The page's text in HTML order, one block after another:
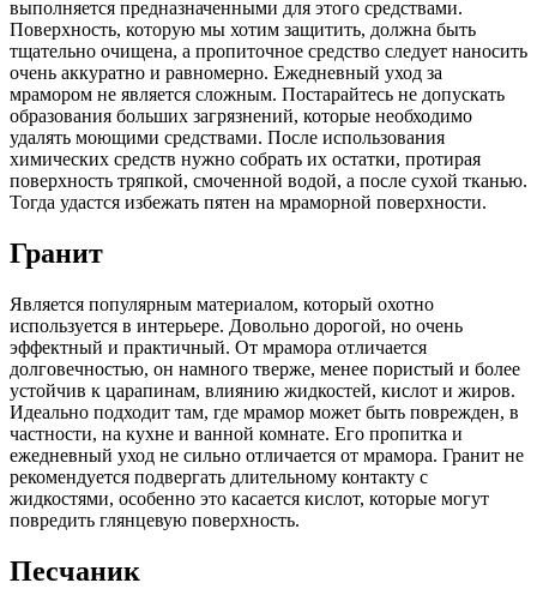
выполняется предназначенными для этого средствами.
Поверхность, которую мы хотим защитить, должна быть
тщательно очищена, а пропиточное средство следует наносить
очень аккуратно и равномерно. Ежедневный уход за
мрамором не является сложным. Постарайтесь не допускать
образования больших загрязнений, которые необходимо
удалять моющими средствами. После использования
химических средств нужно собрать их остатки, протирая
поверхность тряпкой, смоченной водой, а после сухой тканью.
Тогда удастся избежать пятен на мраморной поверхности.
Гранит
Является популярным материалом, который охотно
используется в интерьере. Довольно дорогой, но очень
эффектный и практичный. От мрамора отличается
долговечностью, он намного тверже, менее пористый и более
устойчив к царапинам, влиянию жидкостей, кислот и жиров.
Идеально подходит там, где мрамор может быть поврежден, в
частности, на кухне и ванной комнате. Его пропитка и
ежедневный уход не сильно отличается от мрамора. Гранит не
рекомендуется подвергать длительному контакту с
жидкостями, особенно это касается кислот, которые могут
повредить глянцевую поверхность.
Песчаник